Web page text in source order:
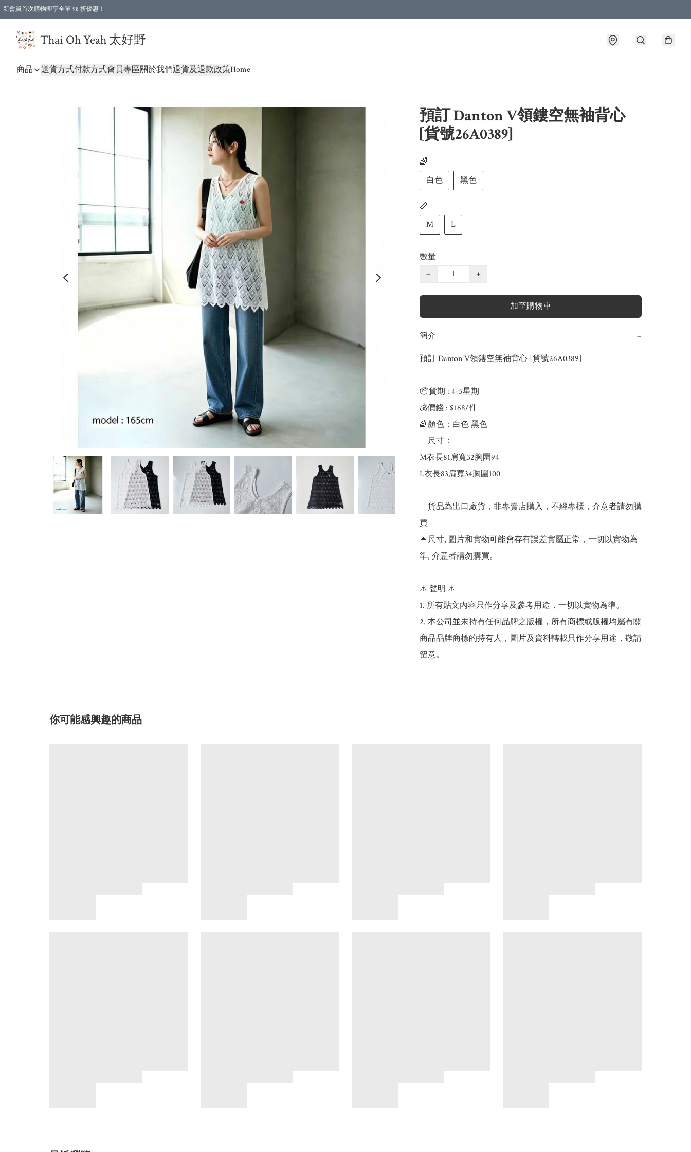
新會員首次購物即享全單 98 折優惠！
Thai Oh Yeah 太好野
商品 送貨方式付款方式會員專區關於我們退貨及退款政策Home
預訂 Danton V領鏤空無袖背心
[貨號26A0389]
🌈
白色
黑色
📏
M
L
數量
−
+
加至購物車
簡介 −
預訂 Danton V領鏤空無袖背心 [貨號26A0389]
📦貨期 : 4-5星期
💰價錢 : $168/件
🌈顏色：白色 黑色
📏尺寸：
M衣長81肩寬32胸圍94
L衣長83肩寬34胸圍100
🔸貨品為出口廠貨，非專賣店購入，不經專櫃，介意者請勿購
買
🔸尺寸, 圖片和實物可能會存有誤差實屬正常，一切以實物為
準, 介意者請勿購買。
⚠️ 聲明 ⚠️
1. 所有貼文內容只作分享及參考用途，一切以實物為準。
2. 本公司並未持有任何品牌之版權，所有商標或版權均屬有關
商品品牌商標的持有人，圖片及資料轉載只作分享用途，敬請
留意。
你可能感興趣的商品